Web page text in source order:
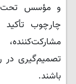
و مؤسس تحت
چارچوب تأکید
تصمیم‌گیری در
باشند.